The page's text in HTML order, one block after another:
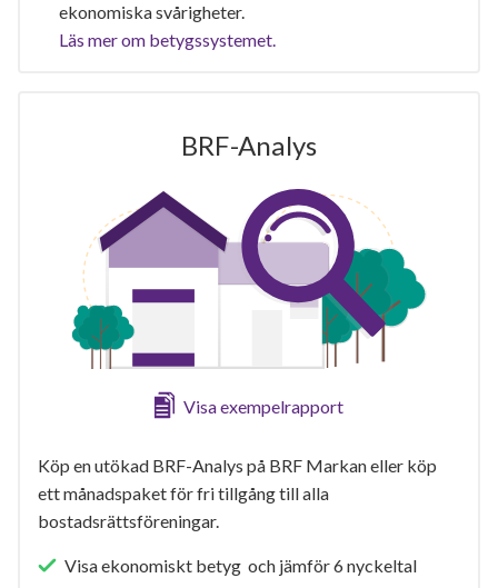
ekonomiska svårigheter.
Läs mer om betygssystemet.
BRF-Analys
Visa exempelrapport
Köp en utökad BRF-Analys på BRF Markan eller köp
ett månadspaket för fri tillgång till alla
bostadsrättsföreningar.
Visa ekonomiskt betyg och jämför 6 nyckeltal